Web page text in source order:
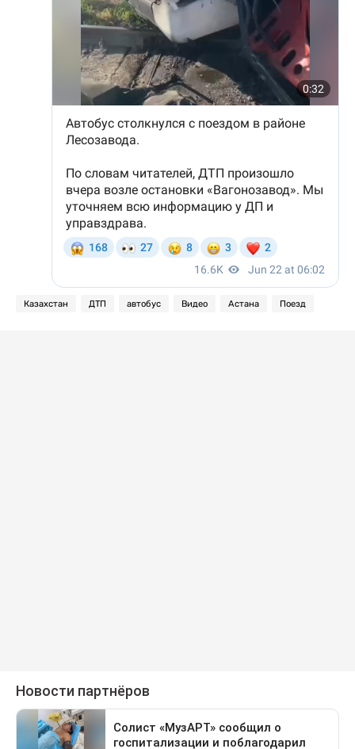
Казахстан ДТП автобус Видео Астана Поезд